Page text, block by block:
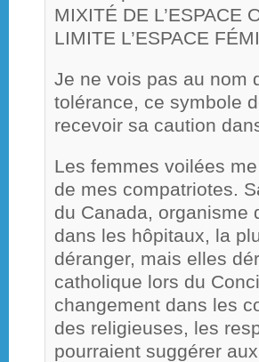
MIXITÉ DE L’ESPACE
LIMITE L’ESPACE
Je ne vois pas au nom
tolérance, ce symbole
recevoir sa caution
Les femmes voilées
de mes compatriotes.
du Canada, organisme
dans les hôpitaux, la
déranger, mais elles
catholique lors du
changement dans les
des religieuses, les
pourraient suggérer